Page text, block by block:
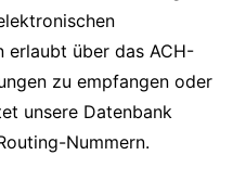
erlaubt über das ACH-
zu empfangen oder
unsere Datenbank
Nummern.